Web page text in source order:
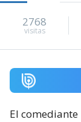
2768
visitas
El